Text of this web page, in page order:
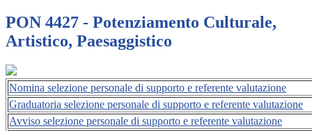
PON 4427 - Potenziamento Culturale,
Artistico, Paesaggistico
Nomina selezione personale di supporto e referente valutazione
Graduatoria selezione personale di supporto e referente valutazione
Avviso selezione personale di supporto e referente valutazione